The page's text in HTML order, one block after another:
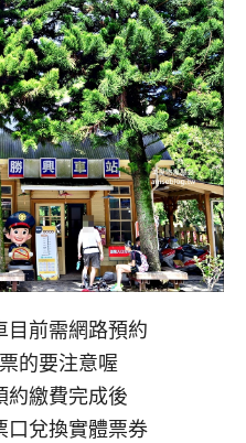
目前需網路預約
的要注意喔
約繳費完成後
口兌換實體票券